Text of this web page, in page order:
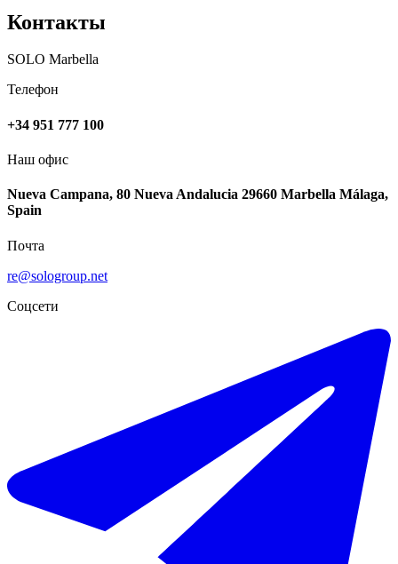
Контакты
SOLO Marbella
Телефон
+34 951 777 100
Наш офис
Nueva Campana, 80 Nueva Andalucia 29660 Marbella Málaga,
Spain
Почта
re@sologroup.net
Соцсети